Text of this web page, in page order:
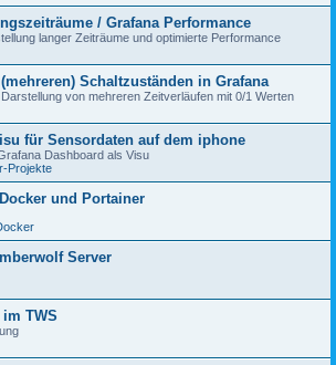
/ Grafana Performance
langer Zeiträume und optimierte Performance
Schaltzuständen in Grafana
von mehreren Zeitverläufen mit 0/1 Werten
für Sensordaten auf dem iphone
Dashboard als Visu
Projekte
und Portainer
Server
TWS